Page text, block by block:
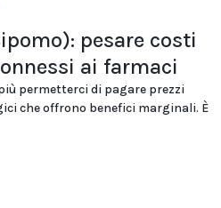
pesare costi
ai farmaci
permetterci di pagare prezzi
che offrono benefici marginali. È